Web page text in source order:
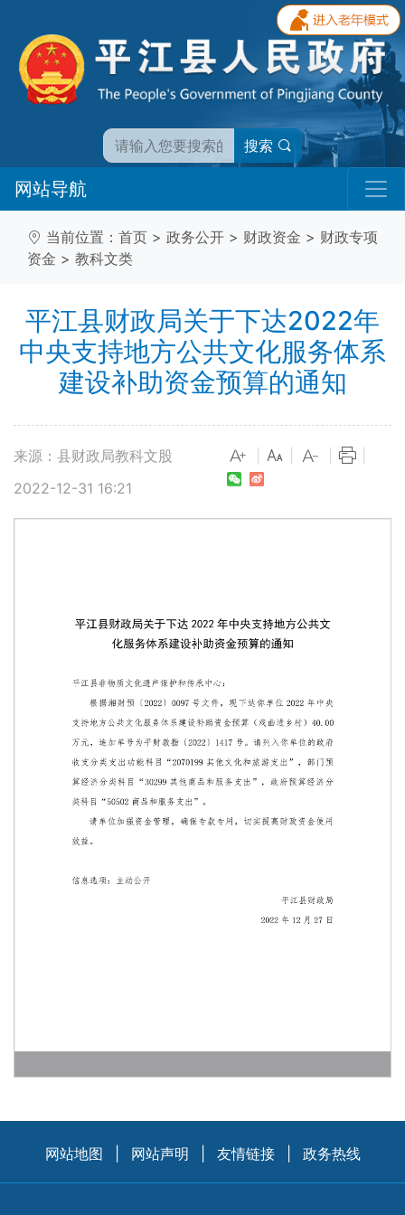
搜索
网站导航
当前位置： 首页 > 政务公开 > 财政资金 > 财政专项
资金 > 教科文类
平江县财政局关于下达2022年
中央支持地方公共文化服务体系
建设补助资金预算的通知
来源：县财政局教科文股
2022-12-31 16:21
网站地图 网站声明 友情链接 政务热线